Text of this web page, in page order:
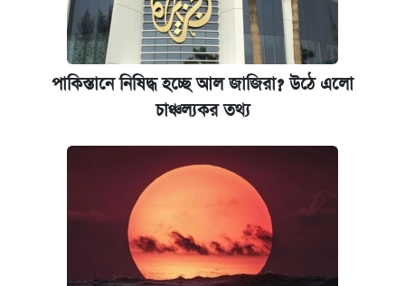
পাকিস্তানে নিষিদ্ধ হচ্ছে আল জাজিরা? উঠে এলো
চাঞ্চল্যকর তথ্য